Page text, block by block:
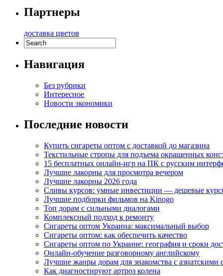
Партнеры
доставка цветов
Навигация
Без рубрики
Интересное
Новости экономики
Последние новости
Купить сигареты оптом с доставкой до магазина
Текстильные стропы для подъема окрашенных
15 бесплатных онлайн-игр на ПК с русским
Лучшие лакорны для просмотра вечером
Лучшие лакорны 2026 года
Сливы курсов: умные инвестиции — дешевые
Лучшие подборки фильмов на Kinogo
Топ дорам с сильными диалогами
Комплексный подход к ремонту
Сигареты оптом Украина: максимальный выбор
Сигареты оптом: как обеспечить качество
Сигареты оптом по Украине: география и сроки
Онлайн-обучение разговорному английскому
Лучшие жанры дорам для знакомства с азиатскими
Как диагностируют артроз колена